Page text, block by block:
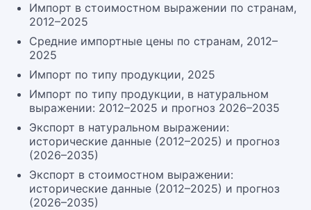
Импорт в стоимостном выражении по странам,
2012–2025
Средние импортные цены по странам, 2012–
2025
Импорт по типу продукции, 2025
Импорт по типу продукции, в натуральном
выражении: 2012–2025 и прогноз 2026–2035
Экспорт в натуральном выражении:
исторические данные (2012–2025) и прогноз
(2026–2035)
Экспорт в стоимостном выражении:
исторические данные (2012–2025) и прогноз
(2026–2035)